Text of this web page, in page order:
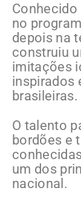
no
depois na
construiu
imitações
inspirados
brasileiras.
O talento
bordões e
um dos
nacional.